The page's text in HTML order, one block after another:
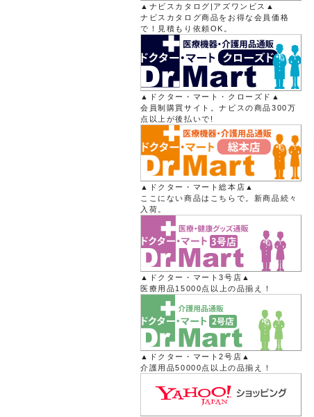
▲ナビスカタログ|アズワンビス▲
ナビスカタログ商品をお得な会員価格
で！見積もり依頼OK。
▲ドクター・マート・クローズド▲
会員制購買サイト。ナビスの商品300万
点以上が後払いで!
▲ドクター・マート総本店▲
ここにない商品はこちらで。新商品続々
入荷。
▲ドクター・マート3号店▲
医療用品15000点以上の品揃え！
▲ドクター・マート2号店▲
介護用品50000点以上の品揃え！